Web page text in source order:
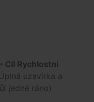
Cíl Rychlostní
uzavírka a
jedné ráno)